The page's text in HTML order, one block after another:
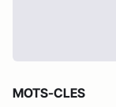
MOTS-CLES